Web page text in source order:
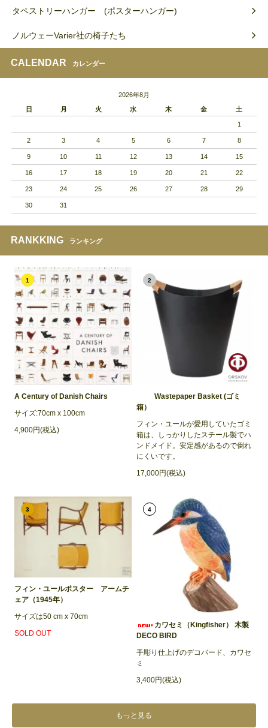
タペストリーハンガー (ポスターハンガー)
ノルウェーVarier社の椅子たち
CALENDAR カレンダー
2026年8月
日
月 火 水 木 金 土
1
2 3 4 5 6 7 8
9 10 11 12 13 14 15
16 17 18 19 20 21 22
23 24 25 26 27 28 29
30 31
RANKKING ランキング
1
A Century of Danish Chairs
サイズ:70cm x 100cm
4,900円(税込)
2
Wastepaper Basket (ゴミ
箱）
フィン・ユールが愛用していたゴミ
箱は、しっかりしたスチール製でハ
ンドメイド。安定感があるので倒れ
にくいです。
17,000円(税込)
3
フィン・ユールポスター アームチ
ェア（1945年）
サイズは50 cm x 70cm
SOLD OUT
4
カワセミ（Kingfisher） 木製
DECO BIRD
手彫り仕上げのデコバード、カワセ
ミ
3,400円(税込)
もっと見る